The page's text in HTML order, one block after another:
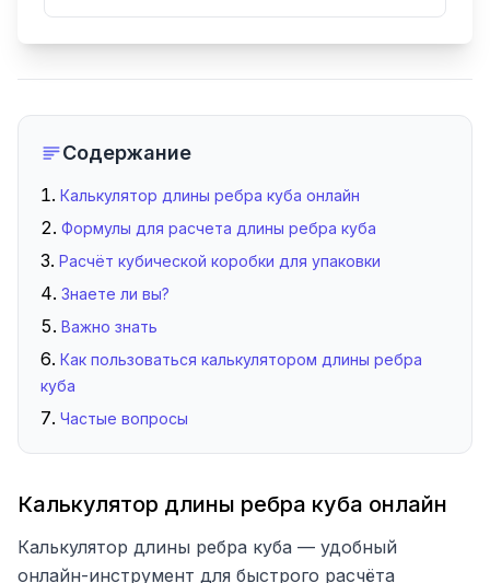
Содержание
Калькулятор длины ребра куба онлайн
Формулы для расчета длины ребра куба
Расчёт кубической коробки для упаковки
Знаете ли вы?
Важно знать
Как пользоваться калькулятором длины ребра
куба
Частые вопросы
Калькулятор длины ребра куба онлайн
Калькулятор длины ребра куба — удобный
онлайн-инструмент для быстрого расчёта